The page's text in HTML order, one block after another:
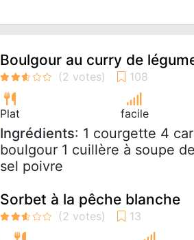
Boulgour au curry de
Plat facile
Ingrédients: 1 courgette 4
boulgour 1 cuillère à soupe
sel poivre
Sorbet à la pêche blanche